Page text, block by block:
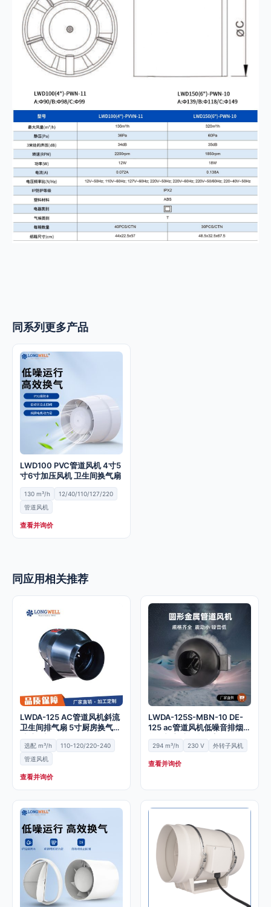
同系列更多产品
LWD100 PVC管道风机 4寸5
寸6寸加压风机 卫生间换气扇
130 m³/h
12/40/110/127/220
管道风机
查看并询价
同应用相关推荐
LWDA-125 AC管道风机斜流
卫生间排气扇 5寸厨房换气扇
抽油烟机
选配 m³/h
110-120/220-240
管道风机
查看并询价
LWDA-125S-MBN-10 DE-
125 ac管道风机低噪音排烟排
气风机宁波铝合金离
294 m³/h 230 V 外转子风机
查看并询价